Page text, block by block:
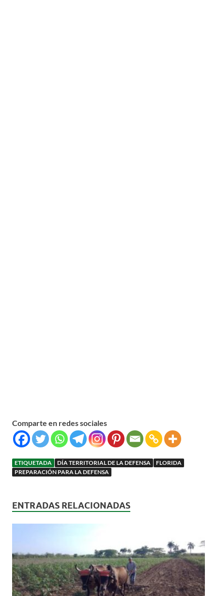
Comparte en redes sociales
ETIQUETADA DÍA TERRITORIAL DE LA DEFENSA
FLORIDA
PREPARACIÓN PARA LA DEFENSA
ENTRADAS RELACIONADAS